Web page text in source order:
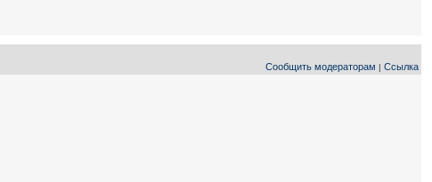
Сообщить модераторам | Ссылка